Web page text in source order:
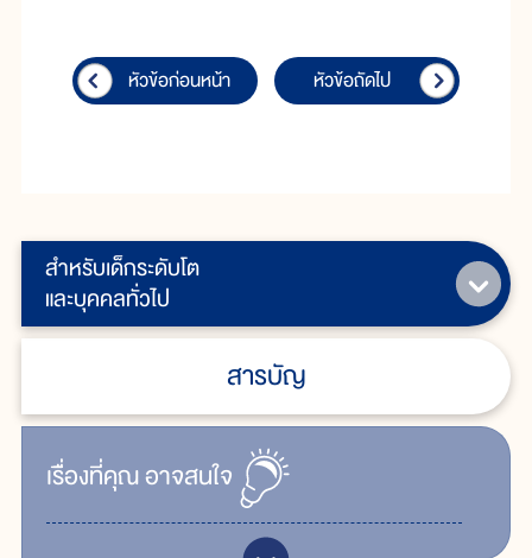
สำหรับเด็กระดับโต
และบุคคลทั่วไป
สารบัญ
เรื่ิองที่คุณอาจสนใจ
หัวข้อก่อนหน้า หัวข้อถัดไป